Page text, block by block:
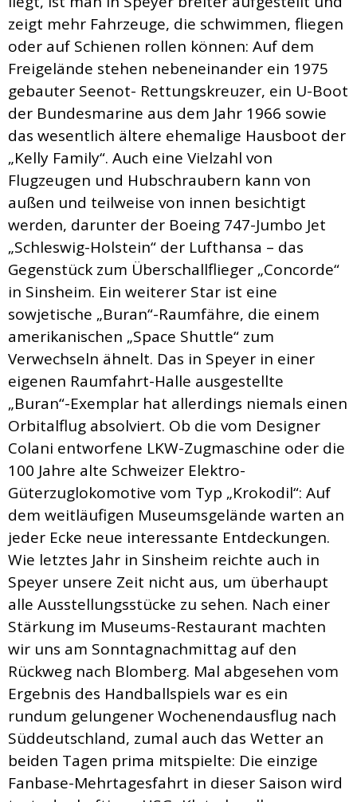
zeigt mehr Fahrzeuge, die schwimmen, fliegen
oder auf Schienen rollen können: Auf dem
Freigelände stehen nebeneinander ein 1975
gebauter Seenot- Rettungskreuzer, ein U-Boot
der Bundesmarine aus dem Jahr 1966 sowie
das wesentlich ältere ehemalige Hausboot der
„Kelly Family“. Auch eine Vielzahl von
Flugzeugen und Hubschraubern kann von
außen und teilweise von innen besichtigt
werden, darunter der Boeing 747-Jumbo Jet
„Schleswig-Holstein“ der Lufthansa – das
Gegenstück zum Überschallflieger „Concorde“
in Sinsheim. Ein weiterer Star ist eine
sowjetische „Buran“-Raumfähre, die einem
amerikanischen „Space Shuttle“ zum
Verwechseln ähnelt. Das in Speyer in einer
eigenen Raumfahrt-Halle ausgestellte
„Buran“-Exemplar hat allerdings niemals einen
Orbitalflug absolviert. Ob die vom Designer
Colani entworfene LKW-Zugmaschine oder die
100 Jahre alte Schweizer Elektro-
Güterzuglokomotive vom Typ „Krokodil“: Auf
dem weitläufigen Museumsgelände warten an
jeder Ecke neue interessante Entdeckungen.
Wie letztes Jahr in Sinsheim reichte auch in
Speyer unsere Zeit nicht aus, um überhaupt
alle Ausstellungsstücke zu sehen. Nach einer
Stärkung im Museums-Restaurant machten
wir uns am Sonntagnachmittag auf den
Rückweg nach Blomberg. Mal abgesehen vom
Ergebnis des Handballspiels war es ein
rundum gelungener Wochenendausflug nach
Süddeutschland, zumal auch das Wetter an
beiden Tagen prima mitspielte: Die einzige
Fanbase-Mehrtagesfahrt in dieser Saison wird